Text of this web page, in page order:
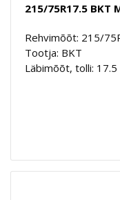
215/75R17.5 BKT
Rehvimõõt: 215/
Tootja: BKT
Läbimõõt, tolli: 17.5